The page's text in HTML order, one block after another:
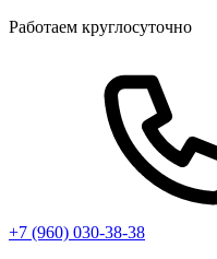
Работаем круглосуточно
+7 (960) 030-38-38